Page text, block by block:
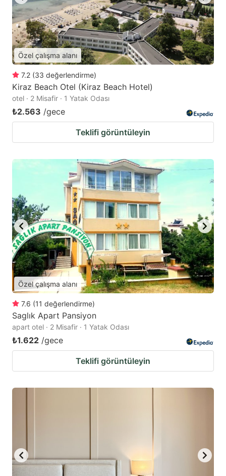
Özel çalışma alanı
7.2 (33 değerlendirme)
Kiraz Beach Otel (Kiraz Beach Hotel)
otel · 2 Misafir · 1 Yatak Odası
₺2.563 /gece
Teklifi görüntüleyin
Özel çalışma alanı
7.6 (11 değerlendirme)
Saglık Apart Pansiyon
apart otel · 2 Misafir · 1 Yatak Odası
₺1.622 /gece
Teklifi görüntüleyin